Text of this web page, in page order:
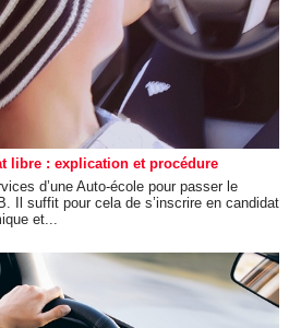
libre : explication et procédure
d’une Auto-école pour passer le
Il suffit pour cela de s’inscrire en candidat
et...